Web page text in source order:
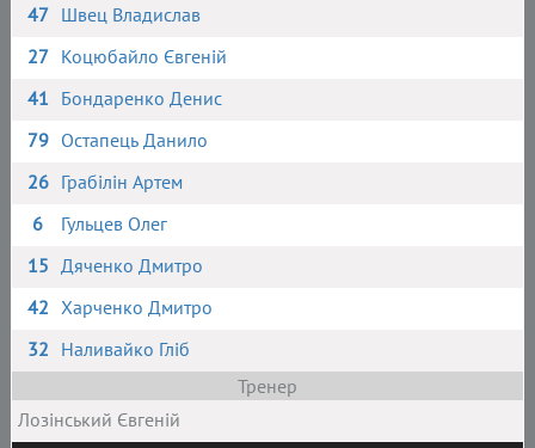
47 Швец Владислав
27 Коцюбайло Євгеній
41 Бондаренко Денис
79 Остапець Данило
26 Грабілін Артем
6
Гульцев Олег
15 Дяченко Дмитро
42 Харченко Дмитро
32 Наливайко Гліб
Тренер
Лозінський Євгеній